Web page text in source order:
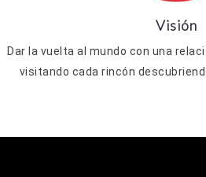
Visión
Dar la vuelta al mundo con una
visitando cada rincón